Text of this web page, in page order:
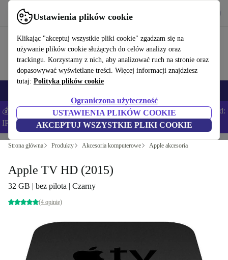
Ustawienia plików cookie
Klikając "akceptuj wszystkie pliki cookie" zgadzam się na
używanie plików cookie służących do celów analizy oraz
trackingu. Korzystamy z nich, aby analizować ruch na stronie oraz
dopasowywać wyświetlane treści. Więcej informacji znajdziesz
tutaj: Polityka plików cookie
Ograniczona użyteczność
USTAWIENIA PLIKÓW COOKIE
AKCEPTUJ WSZYSTKIE PLIKI COOKIE
Korzystaj z refurbed szybko i łatwo
💰Zaoszczędź DODATKOWE 5% na wszystkich iPhone’ach – Kod:
IPHONEDEAL –Regulamin
Strona główna Produkty Akcesoria komputerowe Apple akcesoria
Apple TV HD (2015)
32 GB | bez pilota | Czarny
(4 opinie)